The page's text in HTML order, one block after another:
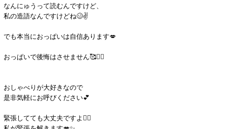
なんにゅうって読むんですけど、
私の造語なんですけどね🥴✌️
でも本当におっぱいは自信あります💋
おっぱいで後悔はさせません🥰❤️‍🔥
おしゃべりが大好きなので
是非気軽にお呼びください💕
緊張してても大丈夫ですよ🙆‍♀️